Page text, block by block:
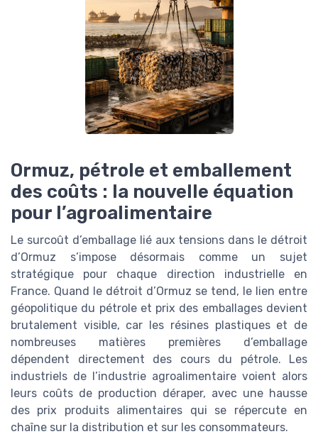
Ormuz, pétrole et emballement
des coûts : la nouvelle équation
pour l’agroalimentaire
Le surcoût d’emballage lié aux tensions dans le détroit
d’Ormuz s’impose désormais comme un sujet
stratégique pour chaque direction industrielle en
France. Quand le détroit d’Ormuz se tend, le lien entre
géopolitique du pétrole et prix des emballages devient
brutalement visible, car les résines plastiques et de
nombreuses matières premières d’emballage
dépendent directement des cours du pétrole. Les
industriels de l’industrie agroalimentaire voient alors
leurs coûts de production déraper, avec une hausse
des prix produits alimentaires qui se répercute en
chaîne sur la distribution et sur les consommateurs.